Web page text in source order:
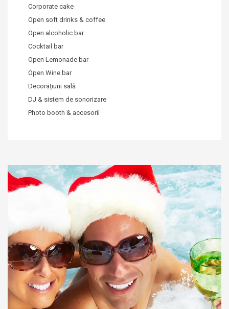
Corporate cake
Open soft drinks & coffee
Open alcoholic bar
Cocktail bar
Open Lemonade bar
Open Wine bar
Decorațiuni sală
DJ & sistem de sonorizare
Photo booth & accesorii